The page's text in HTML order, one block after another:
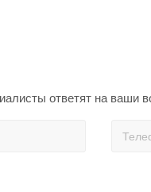
ответят на ваши